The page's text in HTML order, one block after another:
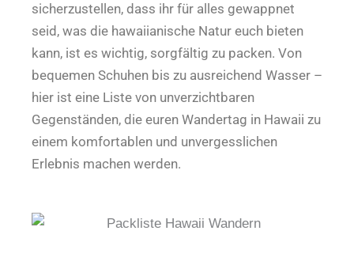
sicherzustellen, dass ihr für alles gewappnet
seid, was die hawaiianische Natur euch bieten
kann, ist es wichtig, sorgfältig zu packen. Von
bequemen Schuhen bis zu ausreichend Wasser –
hier ist eine Liste von unverzichtbaren
Gegenständen, die euren Wandertag in Hawaii zu
einem komfortablen und unvergesslichen
Erlebnis machen werden.